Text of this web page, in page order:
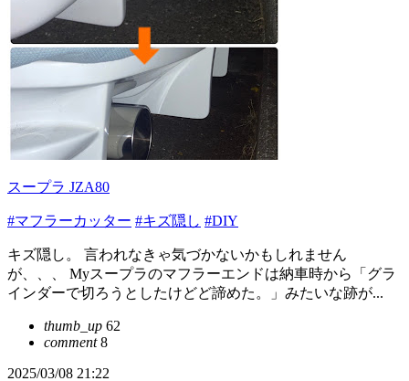
スープラ JZA80
#マフラーカッター #キズ隠し #DIY
キズ隠し。 言われなきゃ気づかないかもしれません
が、、、 Myスープラのマフラーエンドは納車時から「グラ
インダーで切ろうとしたけどど諦めた。」みたいな跡が...
thumb_up 62
comment8
2025/03/08 21:22